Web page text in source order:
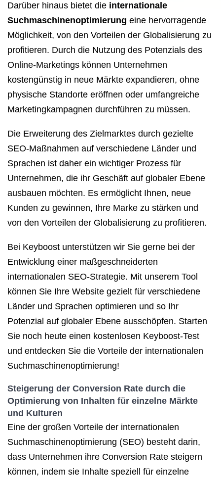
Darüber hinaus bietet die internationale
Suchmaschinenoptimierung eine hervorragende
Möglichkeit, von den Vorteilen der Globalisierung zu
profitieren. Durch die Nutzung des Potenzials des
Online-Marketings können Unternehmen
kostengünstig in neue Märkte expandieren, ohne
physische Standorte eröffnen oder umfangreiche
Marketingkampagnen durchführen zu müssen.
Die Erweiterung des Zielmarktes durch gezielte
SEO-Maßnahmen auf verschiedene Länder und
Sprachen ist daher ein wichtiger Prozess für
Unternehmen, die ihr Geschäft auf globaler Ebene
ausbauen möchten. Es ermöglicht Ihnen, neue
Kunden zu gewinnen, Ihre Marke zu stärken und
von den Vorteilen der Globalisierung zu profitieren.
Bei Keyboost unterstützen wir Sie gerne bei der
Entwicklung einer maßgeschneiderten
internationalen SEO-Strategie. Mit unserem Tool
können Sie Ihre Website gezielt für verschiedene
Länder und Sprachen optimieren und so Ihr
Potenzial auf globaler Ebene ausschöpfen. Starten
Sie noch heute einen kostenlosen Keyboost-Test
und entdecken Sie die Vorteile der internationalen
Suchmaschinenoptimierung!
Steigerung der Conversion Rate durch die
Optimierung von Inhalten für einzelne Märkte
und Kulturen
Eine der großen Vorteile der internationalen
Suchmaschinenoptimierung (SEO) besteht darin,
dass Unternehmen ihre Conversion Rate steigern
können, indem sie Inhalte speziell für einzelne